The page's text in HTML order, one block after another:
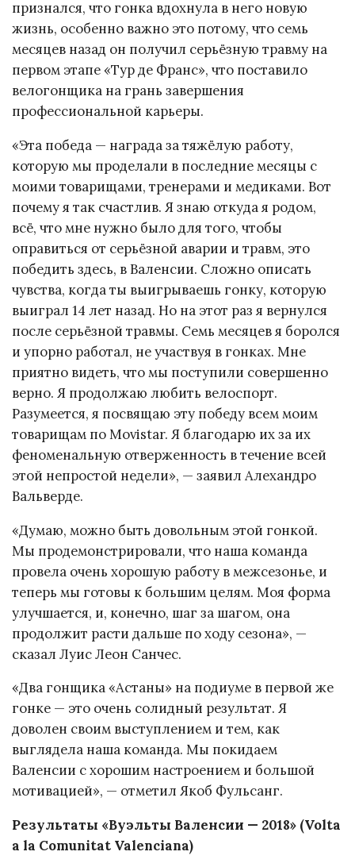
признался, что гонка вдохнула в него новую
жизнь, особенно важно это потому, что семь
месяцев назад он получил серьёзную травму на
первом этапе «Тур де Франс», что поставило
велогонщика на грань завершения
профессиональной карьеры.
«Эта победа — награда за тяжёлую работу,
которую мы проделали в последние месяцы с
моими товарищами, тренерами и медиками. Вот
почему я так счастлив. Я знаю откуда я родом,
всё, что мне нужно было для того, чтобы
оправиться от серьёзной аварии и травм, это
победить здесь, в Валенсии. Сложно описать
чувства, когда ты выигрываешь гонку, которую
выиграл 14 лет назад. Но на этот раз я вернулся
после серьёзной травмы. Семь месяцев я боролся
и упорно работал, не участвуя в гонках. Мне
приятно видеть, что мы поступили совершенно
верно. Я продолжаю любить велоспорт.
Разумеется, я посвящаю эту победу всем моим
товарищам по Movistar. Я благодарю их за их
феноменальную отверженность в течение всей
этой непростой недели», — заявил Алехандро
Вальверде.
«Думаю, можно быть довольным этой гонкой.
Мы продемонстрировали, что наша команда
провела очень хорошую работу в межсезонье, и
теперь мы готовы к большим целям. Моя форма
улучшается, и, конечно, шаг за шагом, она
продолжит расти дальше по ходу сезона», —
сказал Луис Леон Санчес.
«Два гонщика «Астаны» на подиуме в первой же
гонке — это очень солидный результат. Я
доволен своим выступлением и тем, как
выглядела наша команда. Мы покидаем
Валенсии с хорошим настроением и большой
мотивацией», — отметил Якоб Фульсанг.
Результаты «Вуэльты Валенсии — 2018» (Volta
a la Comunitat Valenciana)